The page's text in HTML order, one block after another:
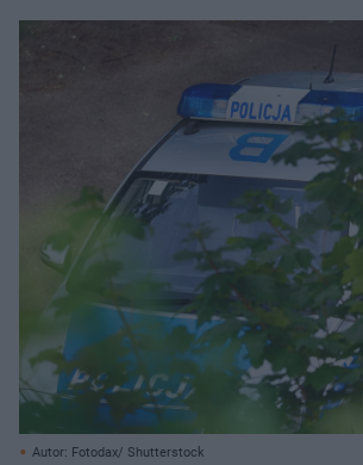
Autor: Fotodax/ Shutterstock